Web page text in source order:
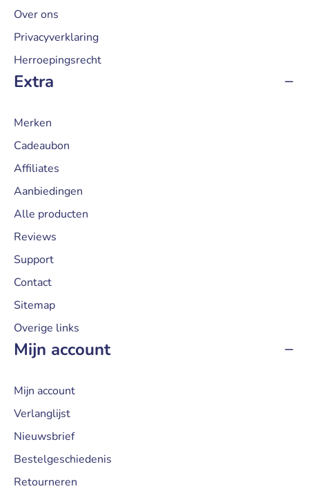
Over ons
Privacyverklaring
Herroepingsrecht
Extra
Merken
Cadeaubon
Affiliates
Aanbiedingen
Alle producten
Reviews
Support
Contact
Sitemap
Overige links
Mijn account
Mijn account
Verlanglijst
Nieuwsbrief
Bestelgeschiedenis
Retourneren